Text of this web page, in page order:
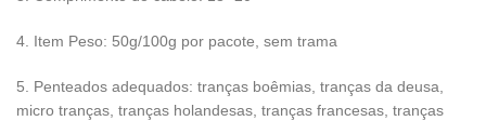
4. Item Peso: 50g/100g por pacote, sem trama
5. Penteados adequados: tranças boêmias, tranças da deusa,
micro tranças, tranças holandesas, tranças francesas, tranças